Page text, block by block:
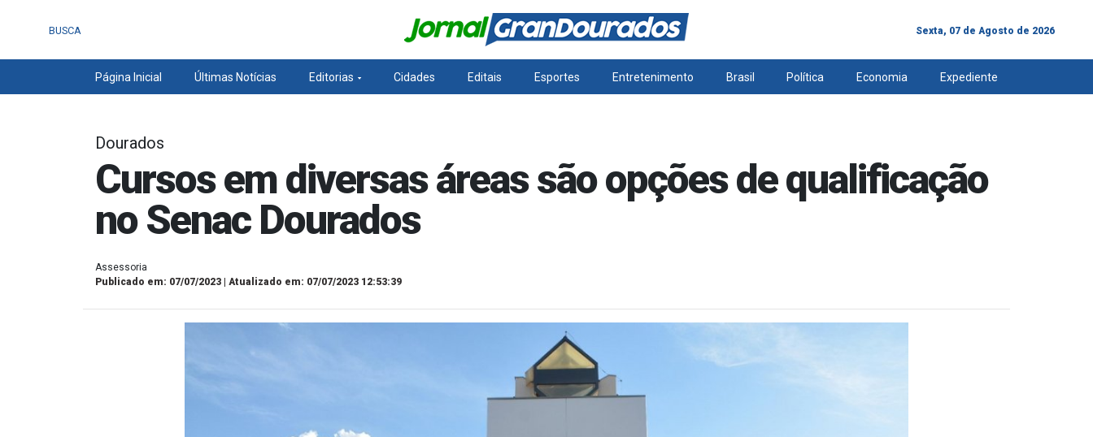
BUSCA Sexta, 07 de Agosto de 2026
Página Inicial Últimas Notícias Editorias Cidades Editais Esportes Entretenimento Brasil Política Economia Expediente
Dourados
Cursos em diversas áreas são opções de qualificação
no Senac Dourados
Assessoria
Publicado em: 07/07/2023 | Atualizado em: 07/07/2023 12:53:39